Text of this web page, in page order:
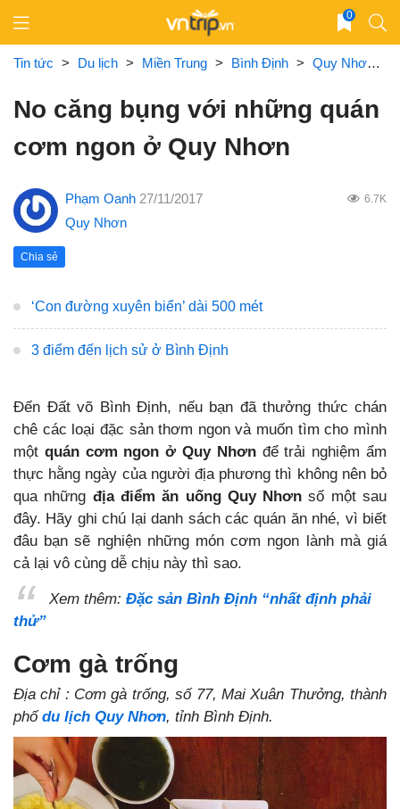
content
0
Tin tức > Du lịch > Miền Trung > Bình Định > Quy Nhơn
No căng bụng với những quán
cơm ngon ở Quy Nhơn
Phạm Oanh 27/11/2017 6.7K
Quy Nhơn
Chia sẻ
‘Con đường xuyên biển’ dài 500 mét
3 điểm đến lịch sử ở Bình Định
Đến Đất võ Bình Định, nếu bạn đã thưởng thức chán
chê các loại đặc sản thơm ngon và muốn tìm cho mình
một quán cơm ngon ở Quy Nhơnđể trải nghiệm ẩm
thực hằng ngày của người địa phương thì không nên bỏ
qua những địa điểm ăn uống Quy Nhơn số một sau
đây. Hãy ghi chú lại danh sách các quán ăn nhé, vì biết
đâu bạn sẽ nghiện những món cơm ngon lành mà giá
cả lại vô cùng dễ chịu này thì sao.
Xem thêm: Đặc sản Bình Định “nhất định phải
thử”
Cơm gà trống
Địa chỉ : Cơm gà trống, số 77, Mai Xuân Thưởng, thành
phốdu lịch Quy Nhơn, tỉnh Bình Định.